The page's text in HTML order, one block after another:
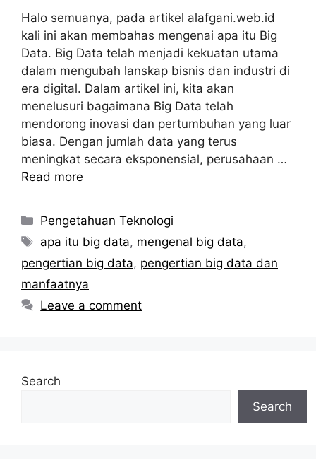
Halo semuanya, pada artikel alafgani.web.id
kali ini akan membahas mengenai apa itu Big
Data. Big Data telah menjadi kekuatan utama
dalam mengubah lanskap bisnis dan industri di
era digital. Dalam artikel ini, kita akan
menelusuri bagaimana Big Data telah
mendorong inovasi dan pertumbuhan yang luar
biasa. Dengan jumlah data yang terus
meningkat secara eksponensial, perusahaan …
Read more
Categories
Pengetahuan Teknologi
Tags
apa itu big data, mengenal big data,
pengertian big data, pengertian big data dan
manfaatnya
Leave a comment
Search
Search